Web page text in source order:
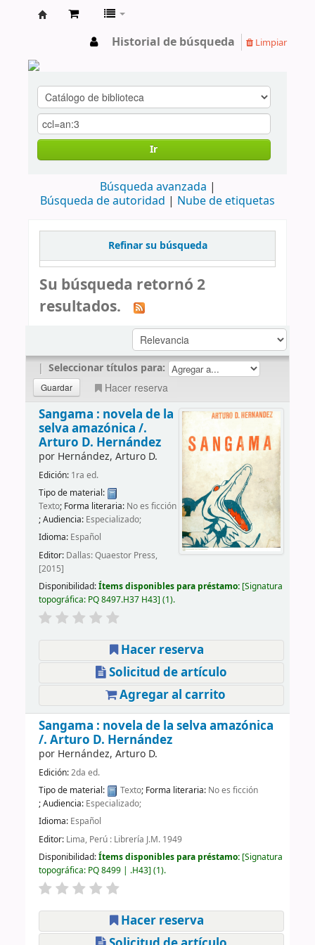
Historial de búsqueda Limpiar
Ir
Búsqueda avanzada
Búsqueda de autoridad
Nube de etiquetas
Refinar su búsqueda
Su búsqueda retornó 2
resultados.
| Seleccionar títulos para:
Hacer reserva
Sangama : novela de la
selva amazónica /.
Arturo D. Hernández
por Hernández, Arturo D.
Edición: 1ra ed.
Tipo de material:
Texto; Forma literaria: No es ficción
; Audiencia: Especializado;
Idioma: Español
Editor: Dallas: Quaestor Press,
[2015]
Disponibilidad:Ítems disponibles para préstamo: Signatura
topográfica: PQ 8497.H37 H43 (1).
Hacer reserva
Solicitud de artículo
Agregar al carrito
Sangama : novela de la selva amazónica
/. Arturo D. Hernández
por Hernández, Arturo D.
Edición:2da ed.
Tipo de material:
Texto; Forma literaria: No es ficción
; Audiencia: Especializado;
Idioma: Español
Editor: Lima, Perú : Librería J.M. 1949
Disponibilidad:Ítems disponibles para préstamo: Signatura
topográfica: PQ 8499 | .H43 (1).
Hacer reserva